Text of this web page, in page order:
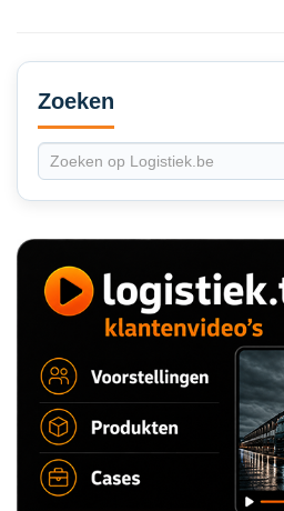
Secondary
Sidebar
Zoeken